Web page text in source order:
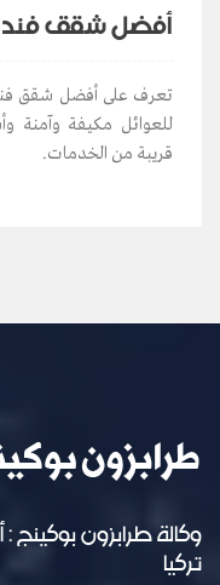
أفضل شقق
للعوائل مكيفة وآمنة
قريبة من الخدمات.
وكالة طرابزون
تركيا